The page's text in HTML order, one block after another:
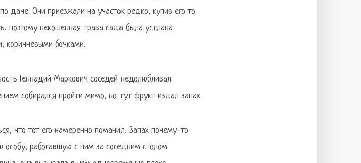
даче. Они приезжали на участок редко, купив его то
поэтому некошенная трава сада была устлана
коричневыми бочками.
Геннадий Маркович соседей недолюбливал.
собирался пройти мимо, но тут фрукт издал запах.
что тот его намеренно поманил. Запах почему-то
работавшую с ним за соседним столом.